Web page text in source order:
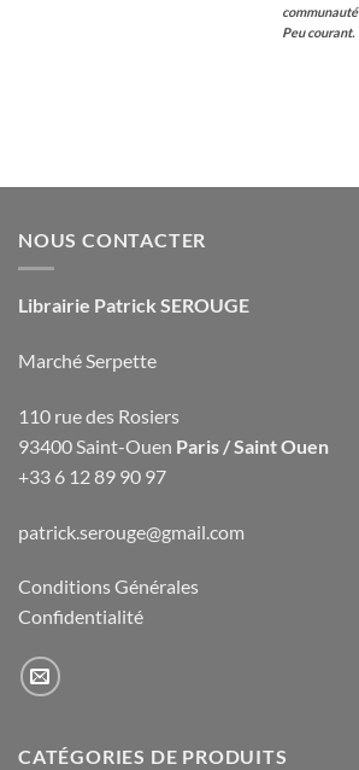
Peu courant.
NOUS CONTACTER
Librairie Patrick SEROUGE
Marché Serpette
110 rue des Rosiers
93400 Saint-Ouen Paris / Saint Ouen
+33 6 12 89 90 97
patrick.serouge@gmail.com
Conditions Générales
Confidentialité
CATÉGORIES DE PRODUITS